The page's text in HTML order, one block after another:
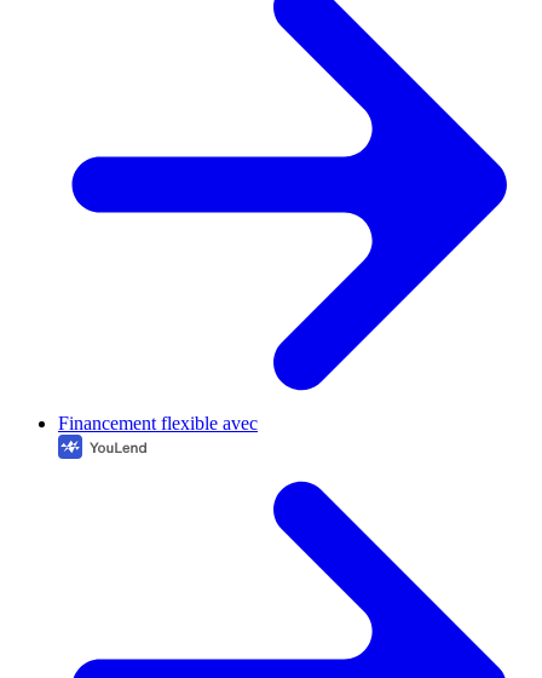
Financement flexible avec